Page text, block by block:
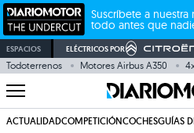
Suscríbete a
todo antes que
ESPACIOS ELÉCTRICOS POR
Todoterrenos Motores Airbus A350
ACTUALIDADCOMPETICIÓNCOCHESGUÍAS